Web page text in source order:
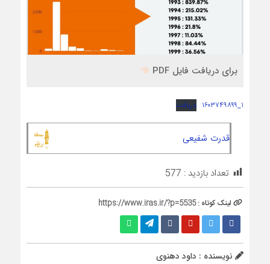
برای دریافت فایل PDF
۱_۱۶۰۳۷۴۹۸۹۹ دریافت
قدرت شفیعی
تعداد بازدید : 577
لینک کوتاه :https://www.iras.ir/?p=5535
نویسنده : داود دهنوی